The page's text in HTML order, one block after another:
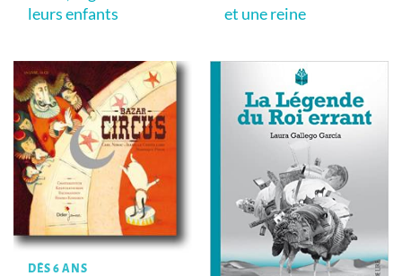
leurs enfants
et une reine
DÈS 6 ANS